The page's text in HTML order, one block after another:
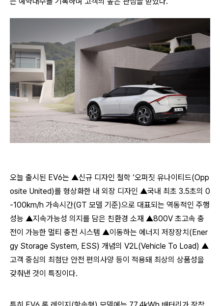
오늘 출시된 EV6는 ▲신규 디자인 철학 ‘오퍼짓 유나이티드(Opp
osite United)를 형상화한 내 외장 디자인 ▲국내 최초 3.5초의 0
-100km/h 가속시간(GT 모델 기준)으로 대표되는 역동적인 주행
성능 ▲지속가능성 의지를 담은 친환경 소재 ▲800V 초고속 충
전이 가능한 멀티 충전 시스템 ▲이동하는 에너지 저장장치(Ener
gy Storage System, ESS) 개념의 V2L(Vehicle To Load) ▲
고객 중심의 최첨단 안전 편의사양 등이 적용돼 최상의 상품성을
갖춰낸 것이 특징이다.